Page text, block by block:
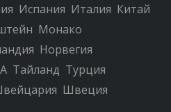
Испания Италия Китай
Монако
Норвегия
Тайланд Турция
Швеция